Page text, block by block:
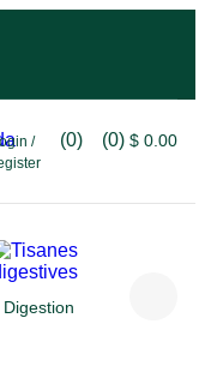
/
(0) (0) $0.00
Digestion